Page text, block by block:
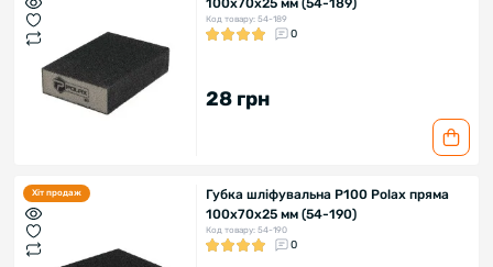
Код товару: 54-189
0
28 грн
Хіт продаж
Губка шліфувальна P100 Polax пряма
100х70х25 мм (54-190)
Код товару: 54-190
0